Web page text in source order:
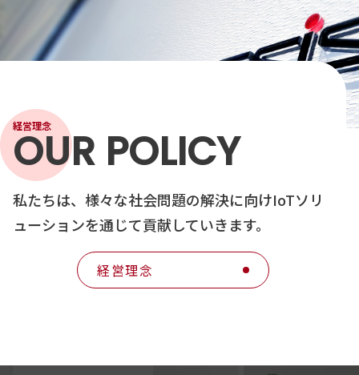
経営理念
OUR POLICY
私たちは、様々な社会問題の解決に向けIoTソリ
ューションを通じて貢献していきます。
経営理念